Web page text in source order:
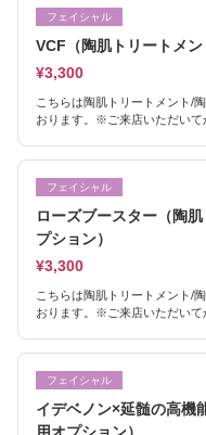
フェイシャル
VCF（陶肌トリートメン
¥3,300
こちらは陶肌トリートメント/
おります。※ご来店いただいて
フェイシャル
ローズブースター（陶
プション）
¥3,300
こちらは陶肌トリートメント/
おります。※ご来店いただいて
フェイシャル
イデベノン×延髄の高機